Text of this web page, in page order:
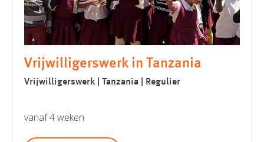
Vrijwilligerswerk in Tanzania
Vrijwilligerswerk | Tanzania | Regulier
vanaf 4 weken